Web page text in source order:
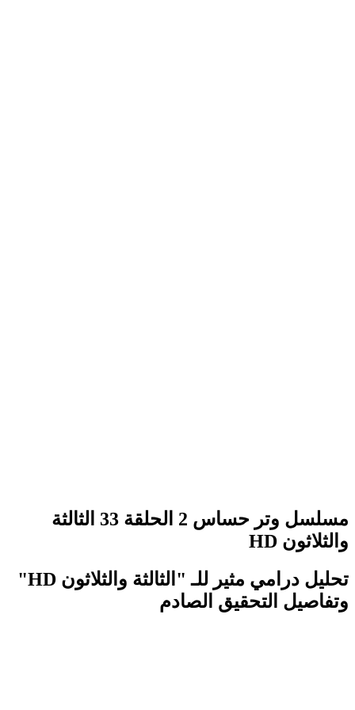
مسلسل وتر حساس 2 الحلقة 33 الثالثة
والثلاثون HD
تحليل درامي مثير للـ "الثالثة والثلاثون HD"
وتفاصيل التحقيق الصادم